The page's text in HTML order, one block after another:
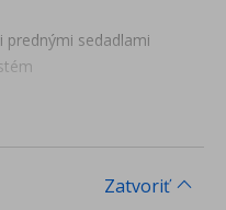
prednými sedadlami
sily
Zatvoriť